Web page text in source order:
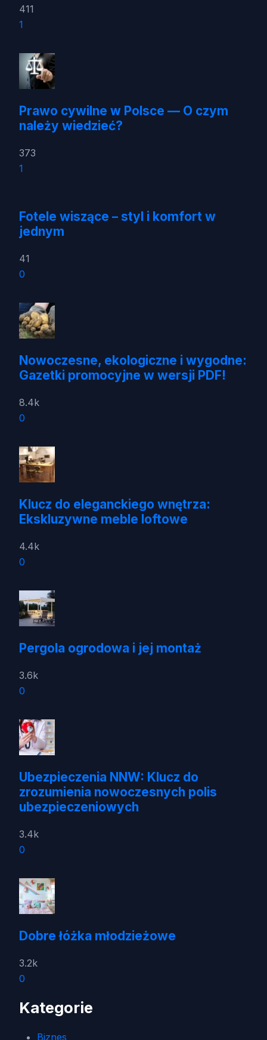
411
1
Prawo cywilne w Polsce — O czym
należy wiedzieć?
373
1
Fotele wiszące – styl i komfort w
jednym
41
0
Nowoczesne, ekologiczne i wygodne:
Gazetki promocyjne w wersji PDF!
8.4k
0
Klucz do eleganckiego wnętrza:
Ekskluzywne meble loftowe
4.4k
0
Pergola ogrodowa i jej montaż
3.6k
0
Ubezpieczenia NNW: Klucz do
zrozumienia nowoczesnych polis
ubezpieczeniowych
3.4k
0
Dobre łóżka młodzieżowe
3.2k
0
Kategorie
Biznes